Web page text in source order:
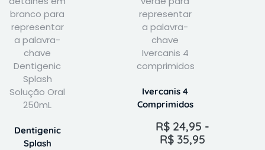
Dentigenic
Splash
Ivercanis 4
Comprimidos
R$24,95 -
R$35,95